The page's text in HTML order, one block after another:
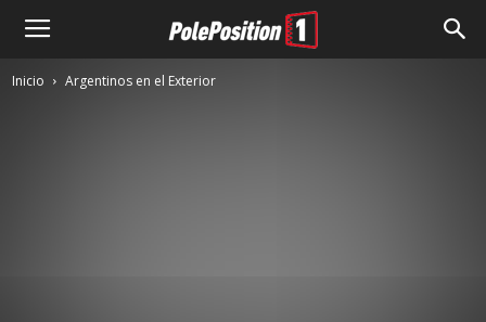
Inicio Argentinos en el Exterior